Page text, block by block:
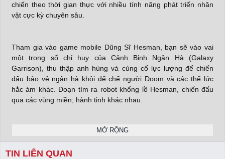
chiến theo thời gian thực với nhiều tính năng phát triển nhân
vật cực kỳ chuyên sâu.
Tham gia vào game mobile Dũng Sĩ Hesman, bạn sẽ vào vai
một trong số chỉ huy của Cảnh Binh Ngân Hà (Galaxy
Garrison), thu thập anh hùng và củng cố lực lượng để chiến
đấu bảo vệ ngân hà khỏi đế chế người Doom và các thế lức
hắc ám khác. Đoạn tìm ra robot khổng lồ Hesman, chiến đấu
qua các vùng miền; hành tinh khác nhau.
Trải qua thời gian, người chơi Hesman Legend mobile sẽ thu
thập được thêm nhiều hero hơn, có nhiều robot/nhân vật
khổng lồ hơn, với trang thiết bị vũ khí càng ngày càng tân tiến
MỞ RỘNG
TIN LIÊN QUAN